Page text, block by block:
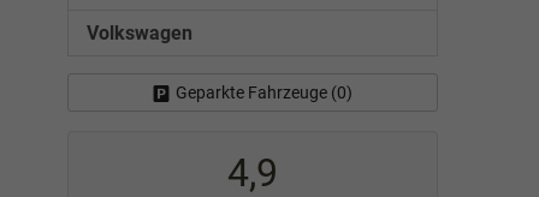
Volkswagen
Geparkte Fahrzeuge (0)
4,9